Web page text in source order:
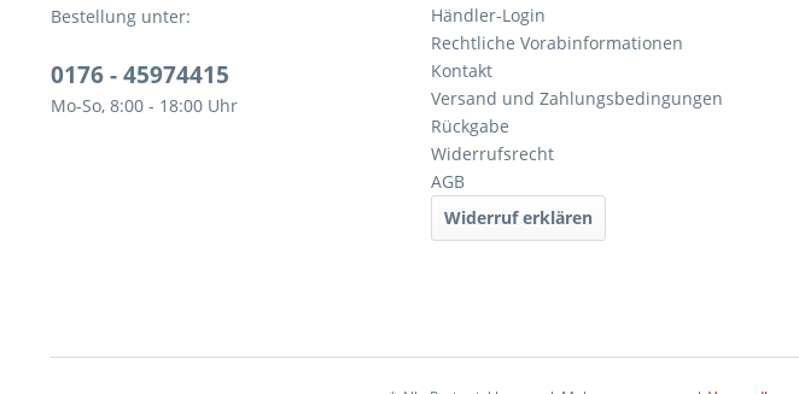
Bestellung unter:
0176 - 45974415
Mo-So, 8:00 - 18:00 Uhr
Händler-Login
Rechtliche Vorabinformationen
Kontakt
Versand und Zahlungsbedingungen
Rückgabe
Widerrufsrecht
AGB
Widerruf erklären